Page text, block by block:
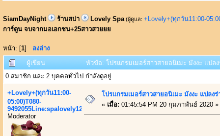
SiamDayNight ร้านสปา Lovely Spa (ผู้ดูแล: +Lovely+(ทุกวัน11:00-
การ์ตูน จบจากมอเอกชน+25สาวสวยยย
หน้า: [1] ลงล่าง
ผู้เขียน
หัวข้อ: โปรแกรมเมอร์สาวสายอนิเมะ มังงะ แป
0 สมาชิก และ 2 บุคคลทั่วไป กำลังดูอยู่
+Lovely+(ทุกวัน11:00-
05:00)T080-
9492055Line:spalovely123
Moderator
โปรแกรมเมอร์สาวสายอนิเมะ มังงะ แปล
« เมื่อ: 01:45:54 PM 20 กุมภาพันธ์ 2020 »